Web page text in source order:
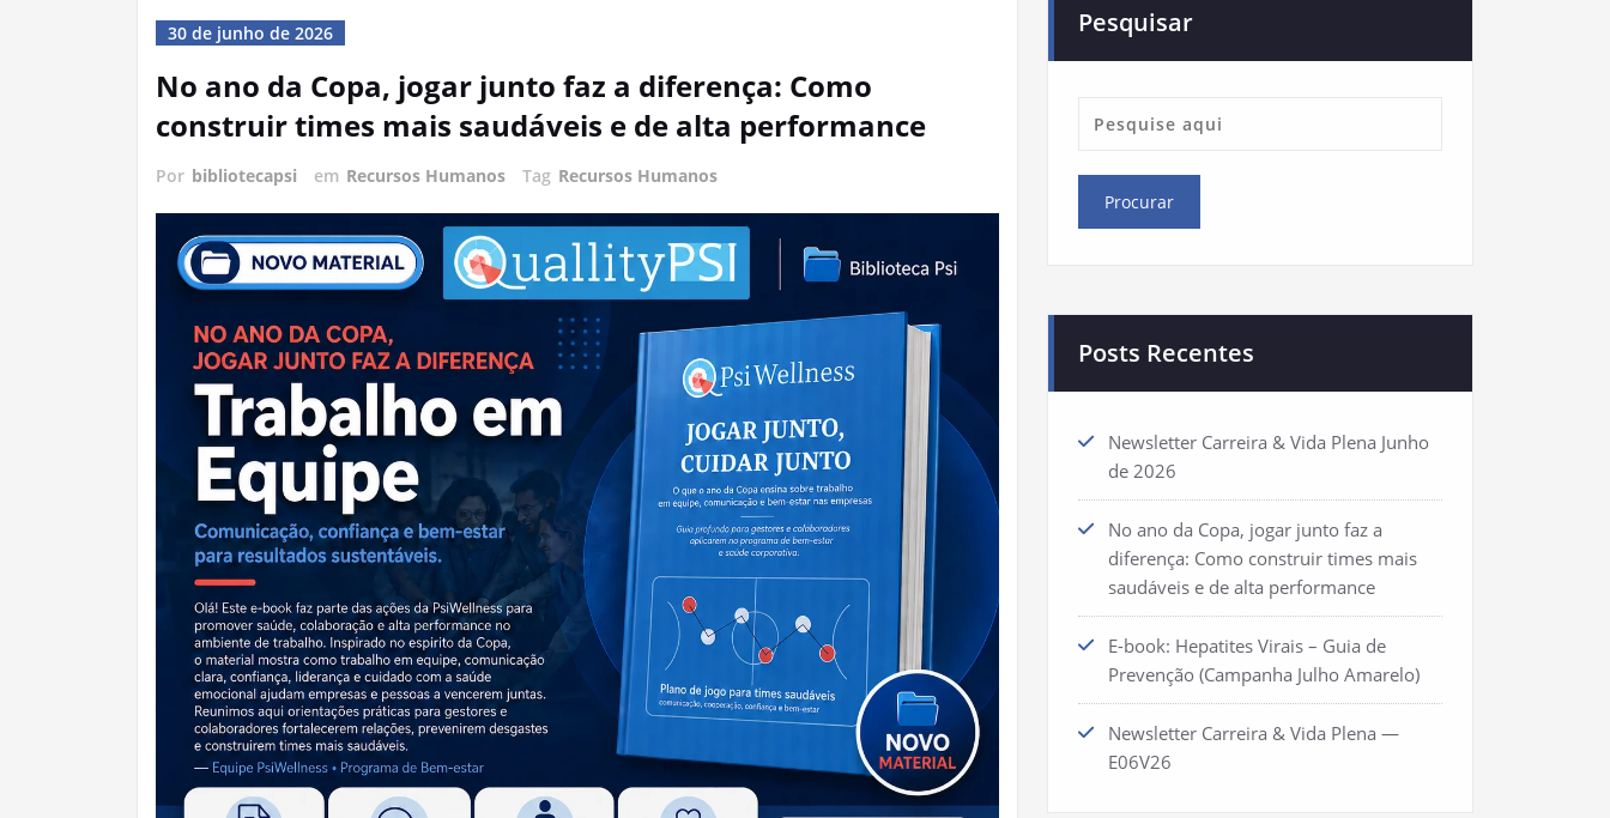
30 de junho de 2026
No ano da Copa, jogar junto faz a diferença: Como
construir times mais saudáveis e de alta performance
Por bibliotecapsi em Recursos Humanos Tag Recursos Humanos
Pesquisar
Posts Recentes
Newsletter Carreira & Vida Plena Junho
de 2026
No ano da Copa, jogar junto faz a
diferença: Como construir times mais
saudáveis e de alta performance
E-book: Hepatites Virais – Guia de
Prevenção (Campanha Julho Amarelo)
Newsletter Carreira & Vida Plena —
E06V26